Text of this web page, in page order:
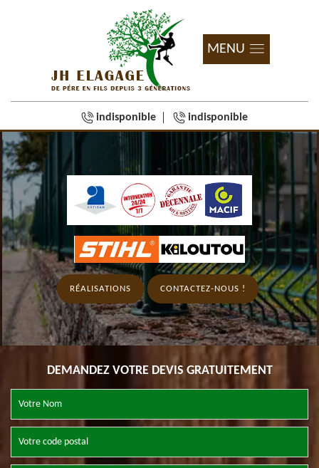
MENU
indisponible indisponible
RÉALISATIONS CONTACTEZ-NOUS !
DEMANDEZ VOTRE DEVIS GRATUITEMENT